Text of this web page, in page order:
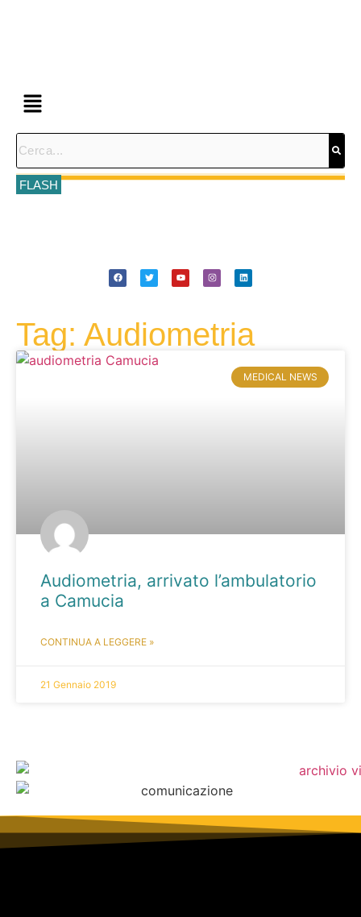
FLASH
Tag: Audiometria
MEDICAL NEWS
Audiometria, arrivato l’ambulatorio
a Camucia
CONTINUA A LEGGERE »
21 Gennaio 2019